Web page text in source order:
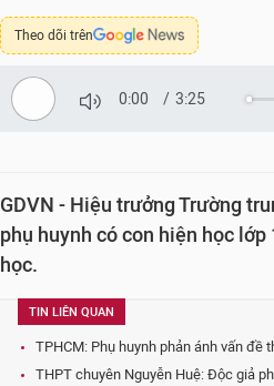
Theo dõi trên
0:00 / 3:25
GDVN - Hiệu trưởng Trường
phụ huynh có con hiện học
học.
TIN LIÊN QUAN
TPHCM: Phụ huynh phản ánh vấn đề
THPT chuyên Nguyễn Huệ: Độc giả